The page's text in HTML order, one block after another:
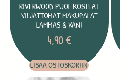
RIVERWOOD PUOLIKOSTEAT
VILJATTOMAT MAKUPALAT
LAMMAS & KANI
4,90€
LISÄÄ OSTOSKORIIN